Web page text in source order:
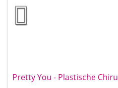
Pretty You - Plastische